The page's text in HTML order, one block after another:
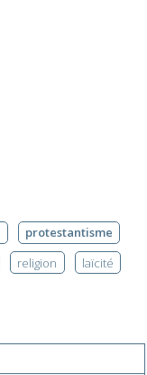
protestantisme
religion laïcité